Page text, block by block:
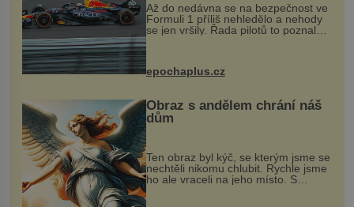
Až do nedávna se na bezpečnost ve
Formuli 1 příliš nehledělo a nehody
se jen vršily. Řada pilotů to poznala
na vlastní kůži, často s trvalými
následky nebo bohužel i ztrátou
života. Dnes nepochopiteln...
epochaplus.cz
Obraz s andělem chrání náš
dům
Ten obraz byl kýč, se kterým jsme se
nechtěli nikomu chlubit. Rychle jsme
ho ale vraceli na jeho místo. S
manželem Vaškem jsme si pořídili
chaloupku, takový domek na severu